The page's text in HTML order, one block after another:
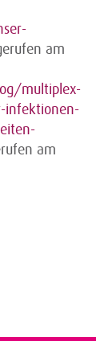
am
multiplex-
infektionen-
am